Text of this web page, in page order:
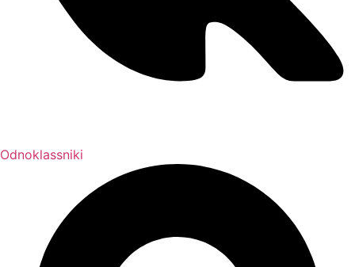
Odnoklassniki